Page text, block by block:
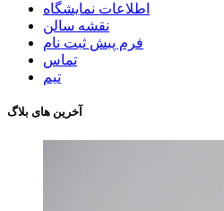
اطلاعات نمایشگاه
نقشه سالن
فرم پبش ثبت نام
تماس
تیم
آخرین های بلاگ